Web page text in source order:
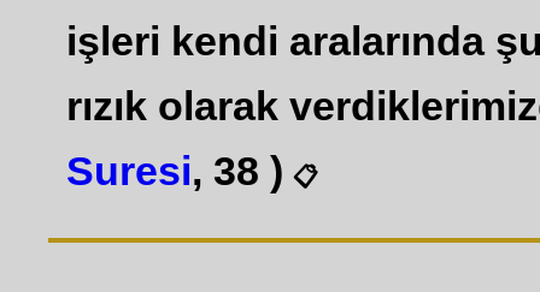
işleri kendi aralarında
rızık olarak
Suresi, 38 ) 📋